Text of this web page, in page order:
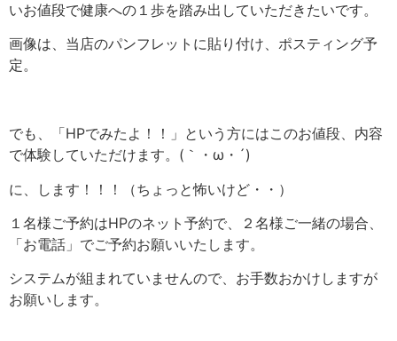
いお値段で健康への１歩を踏み出していただきたいです。
画像は、当店のパンフレットに貼り付け、ポスティング予
定。
でも、「HPでみたよ！！」という方にはこのお値段、内容
で体験していただけます。(｀・ω・´)
に、します！！！（ちょっと怖いけど・・）
１名様ご予約はHPのネット予約で、２名様ご一緒の場合、
「お電話」でご予約お願いいたします。
システムが組まれていませんので、お手数おかけしますが
お願いします。